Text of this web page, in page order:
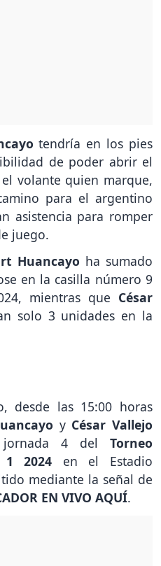
tendría en los pies
de poder abrir el
volante quien marque,
para el argentino
asistencia para romper
juego.
Huancayo ha sumado
en la casilla número 9
mientras que César
solo 3 unidades en la
desde las 15:00 horas
y César Vallejo
4 del Torneo
1 2024 en el Estadio
mediante la señal de
EN VIVO AQUÍ.